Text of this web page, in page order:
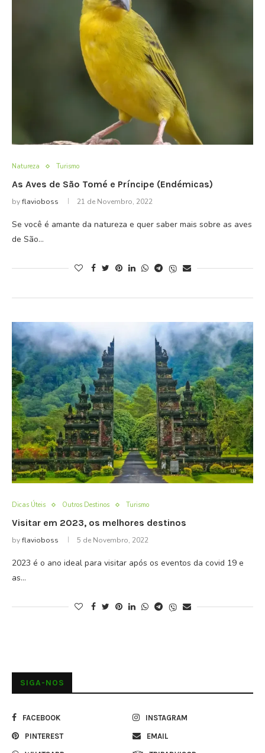
Natureza Turismo
As Aves de São Tomé e Príncipe (Endémicas)
byflavioboss 21 de Novembro, 2022
Se você é amante da natureza e quer saber mais sobre as aves
de São…
Dicas Úteis Outros Destinos Turismo
Visitar em 2023, os melhores destinos
byflavioboss 5 de Novembro, 2022
2023 é o ano ideal para visitar após os eventos da covid 19 e
as…
SIGA-NOS
FACEBOOK INSTAGRAM
PINTEREST EMAIL